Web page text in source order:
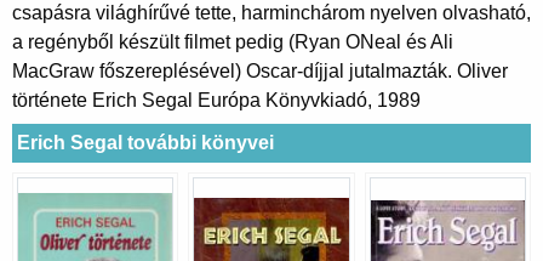
csapásra világhírűvé tette, harminchárom nyelven olvasható,
a regényből készült filmet pedig (Ryan ONeal és Ali
MacGraw főszereplésével) Oscar-díjjal jutalmazták. Oliver
története Erich Segal Európa Könyvkiadó, 1989
Erich Segal további könyvei